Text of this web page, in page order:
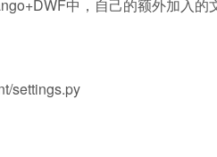
中，自己的额外加入
settings.py